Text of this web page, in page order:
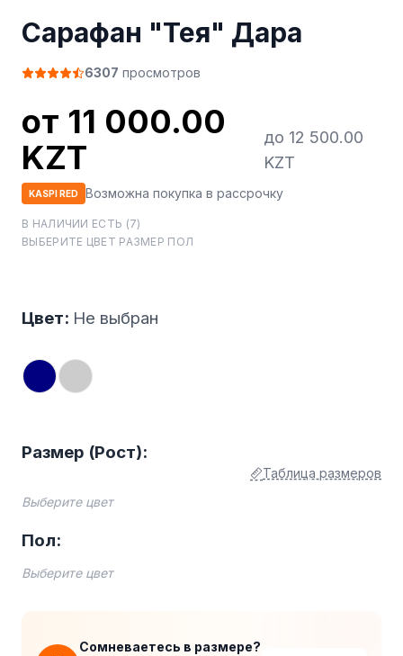
Сарафан "Тея" Дара
6307 просмотров
от 11 000.00
KZT
до 12 500.00
KZT
KASPI RED Возможна покупка в рассрочку
В НАЛИЧИИ ЕСТЬ (7)
ВЫБЕРИТЕ ЦВЕТ РАЗМЕР ПОЛ
Цвет: Не выбран
Размер (Рост):
Таблица размеров
Выберите цвет
Пол:
Выберите цвет
Сомневаетесь в размере?